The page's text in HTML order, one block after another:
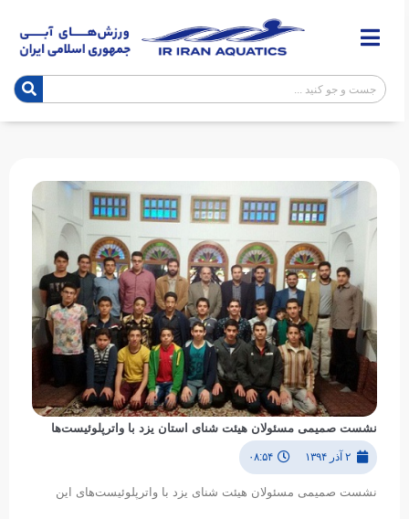
نشست صمیمی مسئولان هیئت شنای استان یزد با واترپلوئیست‌ها
۲ آذر ۱۳۹۴ ۰۸:۵۴
نشست صمیمی مسئولان هیئت شنای یزد با واترپلوئیست‌های این